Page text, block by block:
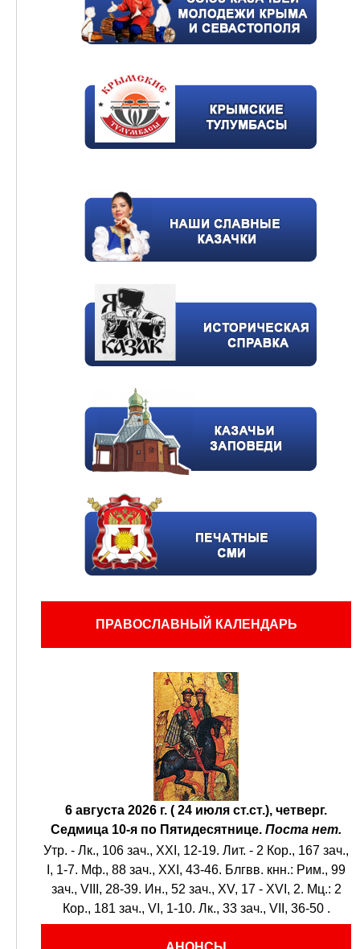
ПРАВОСЛАВНЫЙ КАЛЕНДАРЬ
6 августа 2026 г. ( 24 июля ст.ст.), четверг.
Седмица 10-я по Пятидесятнице. Поста нет.
Утр. - Лк., 106 зач., XXI, 12-19. Лит. - 2 Кор., 167 зач.,
I, 1-7. Мф., 88 зач., XXI, 43-46. Блгвв. кнн.: Рим., 99
зач., VIII, 28-39. Ин., 52 зач., XV, 17 - XVI, 2. Мц.: 2
Кор., 181 зач., VI, 1-10. Лк., 33 зач., VII, 36-50 .